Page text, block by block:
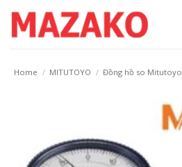
content
Home / MITUTOYO / Đồng hồ so Mitutoyo